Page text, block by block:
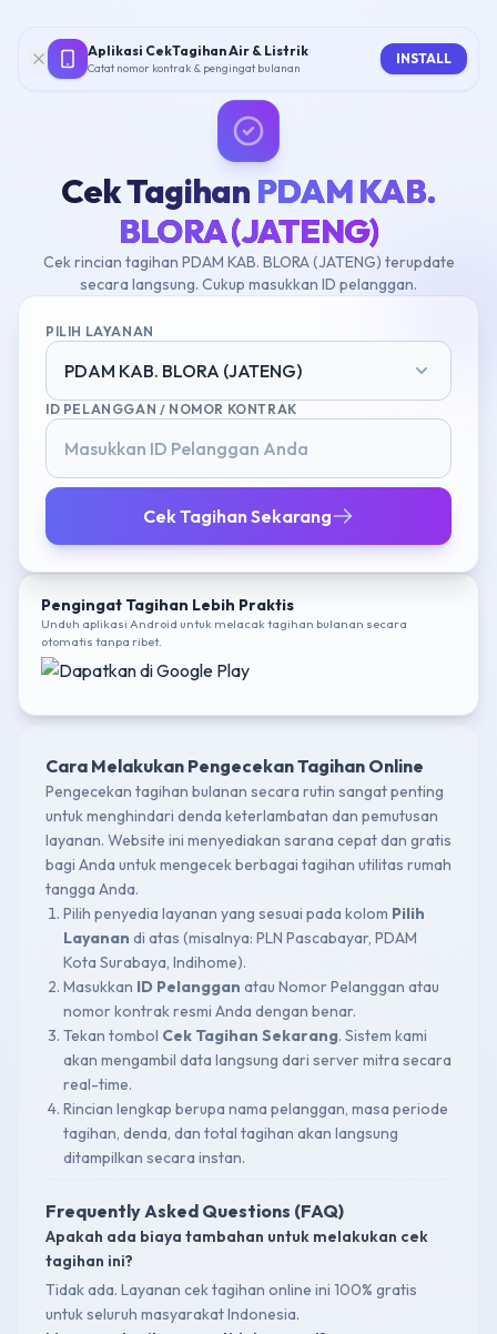
Aplikasi CekTagihan Air & Listrik
Catat nomor kontrak & pengingat bulanan
INSTALL
Cek Tagihan PDAM KAB.
BLORA (JATENG)
Cek rincian tagihan PDAM KAB. BLORA (JATENG) terupdate
secara langsung. Cukup masukkan ID pelanggan.
PILIH LAYANAN
PDAM KAB. BLORA (JATENG)
ID PELANGGAN / NOMOR KONTRAK
Cek Tagihan Sekarang
Pengingat Tagihan Lebih Praktis
Unduh aplikasi Android untuk melacak tagihan bulanan secara
otomatis tanpa ribet.
Cara Melakukan Pengecekan Tagihan Online
Pengecekan tagihan bulanan secara rutin sangat penting
untuk menghindari denda keterlambatan dan pemutusan
layanan. Website ini menyediakan sarana cepat dan gratis
bagi Anda untuk mengecek berbagai tagihan utilitas rumah
tangga Anda.
Pilih penyedia layanan yang sesuai pada kolom Pilih
Layanan di atas (misalnya: PLN Pascabayar, PDAM
Kota Surabaya, Indihome).
Masukkan ID Pelanggan atau Nomor Pelanggan atau
nomor kontrak resmi Anda dengan benar.
Tekan tombol Cek Tagihan Sekarang. Sistem kami
akan mengambil data langsung dari server mitra secara
real-time.
Rincian lengkap berupa nama pelanggan, masa periode
tagihan, denda, dan total tagihan akan langsung
ditampilkan secara instan.
Frequently Asked Questions (FAQ)
Apakah ada biaya tambahan untuk melakukan cek
tagihan ini?
Tidak ada. Layanan cek tagihan online ini 100% gratis
untuk seluruh masyarakat Indonesia.